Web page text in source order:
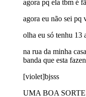
agora pq ela tbm é
agora eu não sei
olha eu só tenhu 13
na rua da minha
banda que esta
[violet]bjsss
UMA BOA